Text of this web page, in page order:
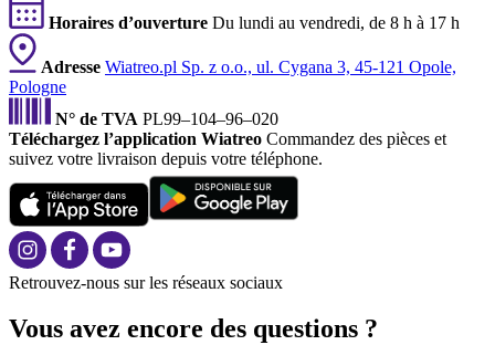
Horaires d’ouverture Du lundi au vendredi, de 8 h à 17 h
Adresse Wiatreo.pl Sp. z o.o., ul. Cygana 3, 45-121 Opole,
Pologne
N° de TVA PL99–104–96–020
Téléchargez l’application Wiatreo Commandez des pièces et
suivez votre livraison depuis votre téléphone.
Retrouvez-nous sur les réseaux sociaux
Vous avez encore des questions ?